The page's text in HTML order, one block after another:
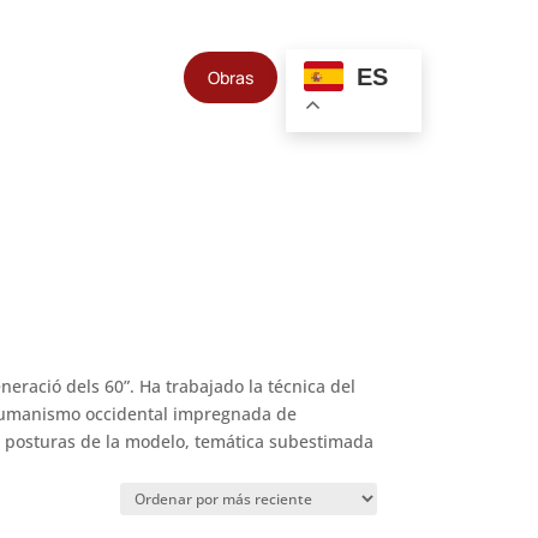
Obras ES
dels 60”. Ha trabajado la técnica del
occidental impregnada de
de la modelo, temática subestimada